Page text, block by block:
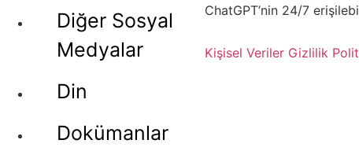
Diğer Sosyal
Medyalar
Din
Dokümanlar
ChatGPT’nin 24/7
Kişisel Veriler Gizlilik